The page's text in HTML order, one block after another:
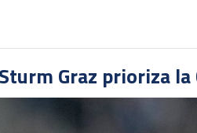
Graz prioriza